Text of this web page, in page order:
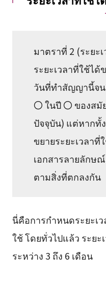
มาตราที่ 2 (ระยะ
ระยะเวลาที่ใช้ไ
วันที่ทำสัญญานี้จน
〇 ในปี 〇 ของส
ปัจจุบัน) แต่หากทั้
ขยายระยะเวลา
เอกสารลายลักษ
ตามสิ่งที่ตกลงกัน
นี่คือการกำหนดระยะ
ใช้ โดยทั่วไปแล้ว ระย
ระหว่าง 3 ถึง 6 เดือน